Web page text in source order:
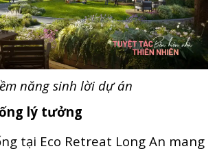
năng sinh lời dự án
lý tưởng
tại Eco Retreat Long An mang